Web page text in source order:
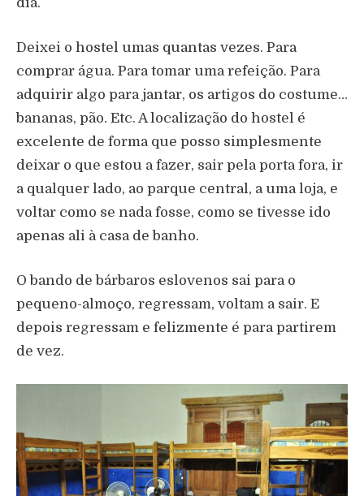
Deixei o hostel umas quantas vezes. Para
comprar água. Para tomar uma refeição. Para
adquirir algo para jantar, os artigos do costume…
bananas, pão. Etc. A localização do hostel é
excelente de forma que posso simplesmente
deixar o que estou a fazer, sair pela porta fora, ir
a qualquer lado, ao parque central, a uma loja, e
voltar como se nada fosse, como se tivesse ido
apenas ali à casa de banho.
O bando de bárbaros eslovenos sai para o
pequeno-almoço, regressam, voltam a sair. E
depois regressam e felizmente é para partirem
de vez.